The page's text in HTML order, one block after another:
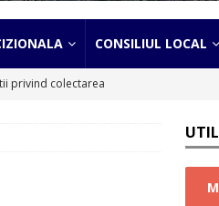
CONSILIUL LOCAL
privind colectarea